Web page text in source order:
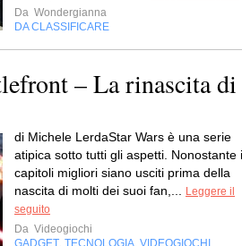
Da Wondergianna
DA CLASSIFICARE
– La rinascita di
di Michele LerdaStar Wars è una serie
atipica sotto tutti gli aspetti. Nonostante i
capitoli migliori siano usciti prima della
nascita di molti dei suoi fan,...
Leggere il
seguito
Da Videogiochi
GADGET TECNOLOGIA VIDEOGIOCHI